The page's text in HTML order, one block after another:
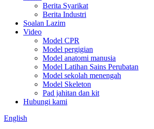
Berita Syarikat
Berita Industri
Soalan Lazim
Video
Model CPR
Model pergigian
Model anatomi manusia
Model Latihan Sains Perubatan
Model sekolah menengah
Model Skeleton
Pad jahitan dan kit
Hubungi kami
English